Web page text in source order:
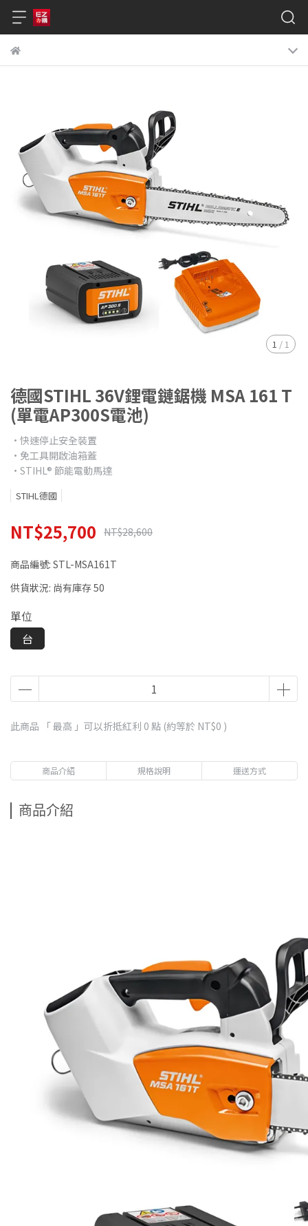
1 / 1
德國STIHL 36V鋰電鏈鋸機 MSA 161 T
(單電AP300S電池)
•快速停止安全裝置
•免工具開啟油箱蓋
•STIHL® 節能電動馬達
STIHL德國
NT$25,700 NT$28,600
商品編號: STL-MSA161T
供貨狀況: 尚有庫存 50
單位
台
此商品 「 最高 」可以折抵紅利 0 點 (約等於 NT$0 )
商品介紹 規格說明 運送方式
商品介紹